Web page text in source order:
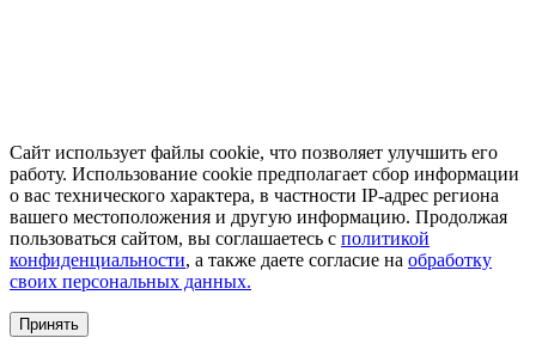
Сайт использует файлы cookie, что позволяет улучшить его
работу. Использование cookie предполагает сбор информации
о вас технического характера, в частности IP-адрес региона
вашего местоположения и другую информацию. Продолжая
пользоваться сайтом, вы соглашаетесь с политикой
конфиденциальности, а также даете согласие на обработку
своих персональных данных.
Принять